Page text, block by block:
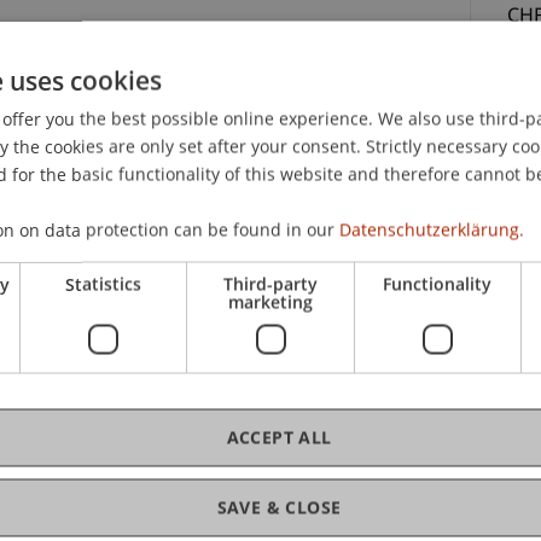
und Verpflegung.
des Vereins unabhängiger
wird ein reduzierter Teilnahmebetrag von
trägt der Verband.
cookies
you the best possible online experience. We also use third-
the cookies are only set after your consent. Strictly necessary
for the basic functionality of this website and therefore cannot
on data protection can be found in our Datenschutzerklärung.
Statistics Third-party
marketing
Functionality
SAVE & CLOSE
ACCEPT ALL